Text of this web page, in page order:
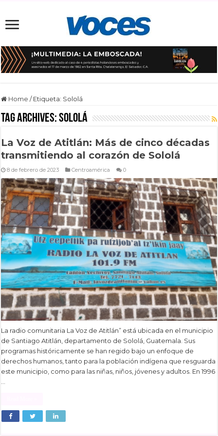
Home / Etiqueta: Sololá
Tag Archives:Sololá
La Voz de Atitlán: Más de cinco décadas
transmitiendo al corazón de Sololá
8 de febrero de 2023 Centroamérica 0
La radio comunitaria La Voz de Atitlán” está ubicada en el municipio
de Santiago Atitlán, departamento de Sololá, Guatemala. Sus
programas históricamente se han regido bajo un enfoque de
derechos humanos, tanto para la población indígena que resguarda
este municipio, como para las niñas, niños, jóvenes y adultos. En 1996